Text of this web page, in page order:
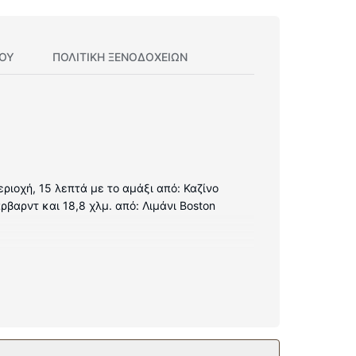
ΠΟΛΙΤΙΚΗ ΞΕΝΟΔΟΧΕΊΩΝ
15 λεπτά με το αμάξι από: Καζίνο
και 18,8 χλμ. από: Λιμάνι Boston
μεγέθους και μαγειρικές εστίες. Για
δωρεάν ασύρματο ίντερνετ και